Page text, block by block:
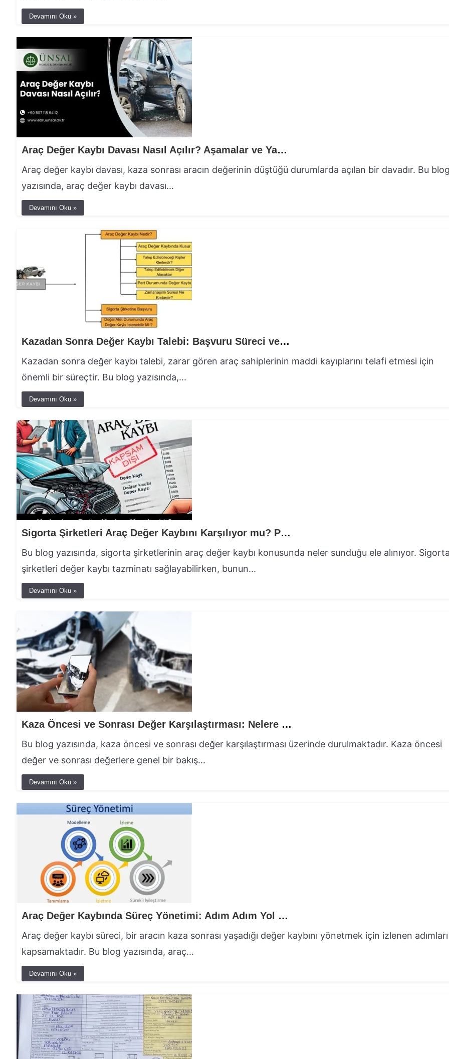
Devamını Oku »
Araç Değer Kaybı Davası Nasıl Açılır? Aşamalar ve Yasal Haklar
Araç değer kaybı davası, kaza sonrası aracın değerinin düştüğü durumlarda açılan bir davadır. Bu
yazısında, araç değer kaybı davası...
Devamını Oku »
Kazadan Sonra Değer Kaybı Talebi: Başvuru Süreci ve Dikkat Edilmesi Gerekenler
Kazadan sonra değer kaybı talebi, zarar gören araç sahiplerinin maddi kayıplarını telafi etmesi için
önemli bir süreçtir. Bu blog yazısında,...
Devamını Oku »
Sigorta Şirketleri Araç Değer Kaybını Karşılıyor mu? Poliçe Detayları ve İstisnalar
Bu blog yazısında, sigorta şirketlerinin araç değer kaybı konusunda neler sunduğu ele alınıyor.
şirketleri değer kaybı tazminatı sağlayabilirken, bunun...
Devamını Oku »
Kaza Öncesi ve Sonrası Değer Karşılaştırması: Nelere Dikkat Etmeli?
Bu blog yazısında, kaza öncesi ve sonrası değer karşılaştırması üzerinde durulmaktadır. Kaza öncesi
değer ve sonrası değerlere genel bir bakış...
Devamını Oku »
Araç Değer Kaybında Süreç Yönetimi: Adım Adım Yol Haritası
Araç değer kaybı süreci, bir aracın kaza sonrası yaşadığı değer kaybını yönetmek için izlenen adımları
kapsamaktadır. Bu blog yazısında, araç...
Devamını Oku »